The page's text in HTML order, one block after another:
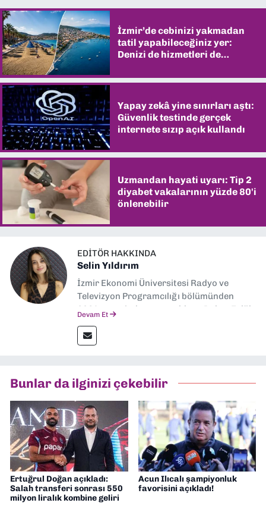
İzmir’de cebinizi yakmadan
tatil yapabileceğiniz yer:
Denizi de hizmetleri de
Yapay zekâ yine sınırları aştı:
Güvenlik testinde gerçek
internete sızıp açık kullandı
Uzmandan hayati uyarı: Tip 2
diyabet vakalarının yüzde 80'i
önlenebilir
EDITÖR HAKKINDA
Selin Yıldırım
İzmir Ekonomi Üniversitesi Radyo ve
Televizyon Programcılığı bölümünden
2024 senesinde mezun oldum. Dokuz Eylül
editörlük görevini de üstleniyorum.
Devam Et
Bunlar da ilginizi çekebilir
Ertuğrul Doğan açıkladı:
Salah transferi sonrası 550
milyon liralık kombine geliri
Acun Ilıcalı şampiyonluk
favorisini açıkladı!